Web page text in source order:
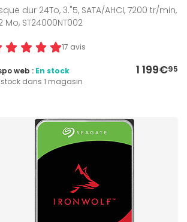
dur 24To, 3."5, SATA/AHCI, 7200 tr/min,
Mo, ST24000NT002
17 avis
1 199€95
web : En stock
stock dans 1 magasin